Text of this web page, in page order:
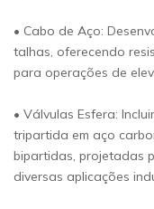
• Cabo de Aço:
talhas, oferecendo
para operações de
• Válvulas Esfera:
tripartida em aço
bipartidas, projetadas
diversas aplicações